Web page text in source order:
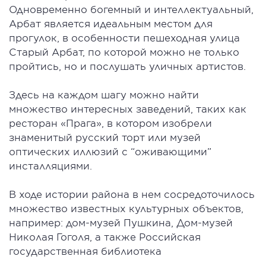
Одновременно богемный и интеллектуальный,
Арбат является идеальным местом для
прогулок, в особенности пешеходная улица
Старый Арбат, по которой можно не только
пройтись, но и послушать уличных артистов.
Здесь на каждом шагу можно найти
множество интересных заведений, таких как
ресторан «Прага», в котором изобрели
знаменитый русский торт или музей
оптических иллюзий с “оживающими”
инсталляциями.
В ходе истории района в нем сосредоточилось
множество известных культурных объектов,
например: дом-музей Пушкина, Дом-музей
Николая Гоголя, а также Российская
государственная библиотека